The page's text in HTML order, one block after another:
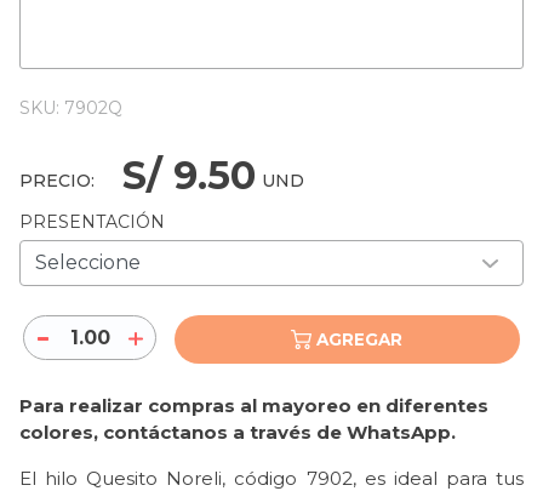
SKU: 7902Q
PRECIO: S/ 9.50 UND
PRESENTACIÓN
1.00 AGREGAR
Para realizar compras al mayoreo en diferentes
colores, contáctanos a través de WhatsApp.
El hilo Quesito Noreli, código 7902, es ideal para tus